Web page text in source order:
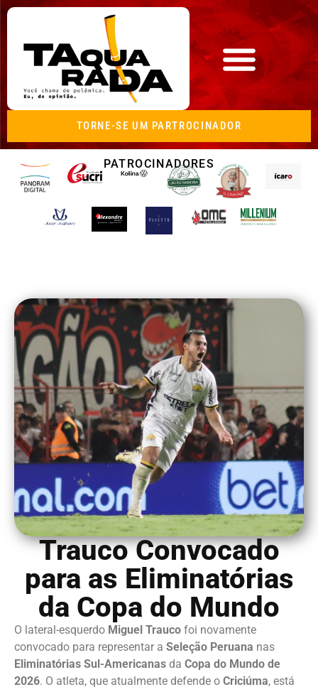
TORNE-SE UM PARTROCINADOR
PATROCINADORES
Trauco Convocado
para as Eliminatórias
da Copa do Mundo
O lateral-esquerdo Miguel Trauco foi novamente
convocado para representar a Seleção Peruana nas
Eliminatórias Sul-Americanas da Copa do Mundo de
2026. O atleta, que atualmente defende o Criciúma, está